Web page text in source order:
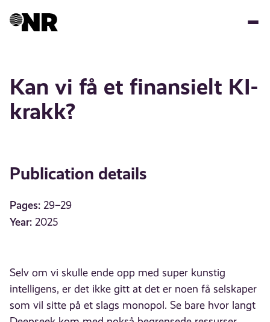
Kan vi få et finansielt KI-
krakk?
Publication details
Pages: 29–29
Year: 2025
Selv om vi skulle ende opp med super kunstig
intelligens, er det ikke gitt at det er noen få selskaper
som vil sitte på et slags monopol. Se bare hvor langt